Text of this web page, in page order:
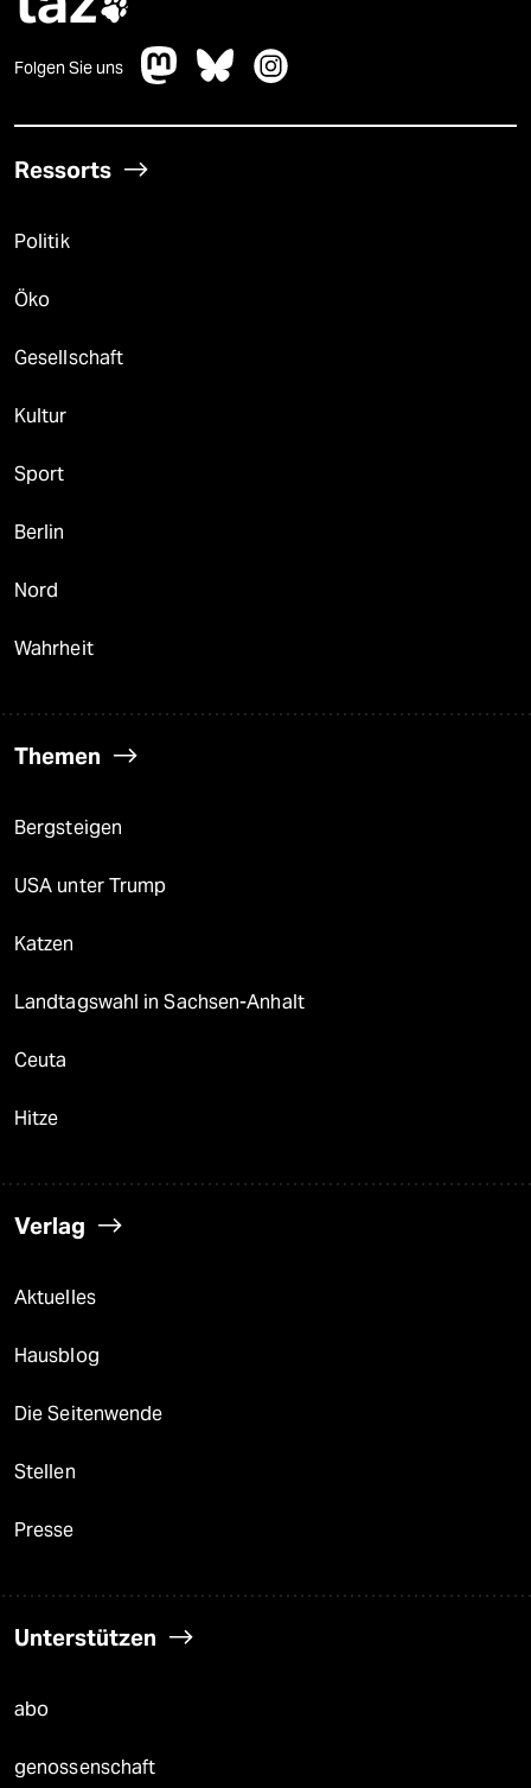

Folgen Sie uns
Ressorts
Politik
Öko
Gesellschaft
Kultur
Sport
Berlin
Nord
Wahrheit
Themen
Bergsteigen
USA unter Trump
Katzen
Landtagswahl in Sachsen-Anhalt
Ceuta
Hitze
Verlag
Aktuelles
Hausblog
Die Seitenwende
Stellen
Presse
Unterstützen
abo
genossenschaft